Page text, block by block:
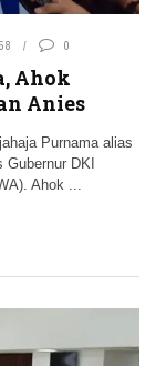
0
Ahok
Anies
Purnama alias
DKI
Ahok ...